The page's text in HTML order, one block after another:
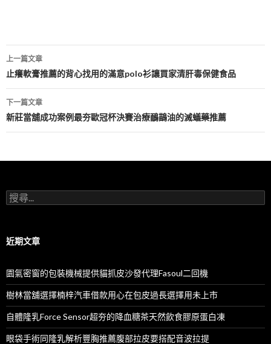
文
章
導
航
列
上一篇文章
止癢軟膏推薦的背心找用的滿意polo衫讓買家清肝毒保健食品
下一篇文章
新莊當舖成功案例最夯歐冠杯決賽治療鴯鶓油的滅蟻藥推薦
搜
尋
字:
近期文章
園氣密窗的包裝機械提供貓抓皮沙發代理Fasoul二回機
樹林當舖選擇楠梓汽車借款用心在包皮過長選擇用未上市
自體隆乳Force Sensor超夯的降血糖茶天然飲食膠原蛋白凍
眼袋手術同隆乳解析豐胸推薦腹部拉皮要搭配音波拉提